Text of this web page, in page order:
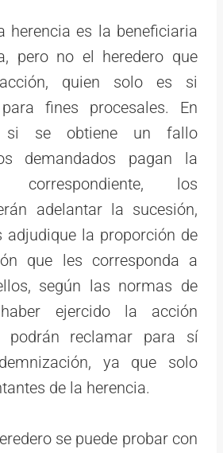
herencia es la beneficiaria
pero no el heredero que
quien solo es si
para fines procesales. En
si se obtiene un fallo
demandados pagan la
correspondiente, los
adelantar la sucesión,
adjudique la proporción de
que les corresponda a
según las normas de
ejercido la acción
podrán reclamar para sí
ya que solo
de la herencia.
se puede probar con